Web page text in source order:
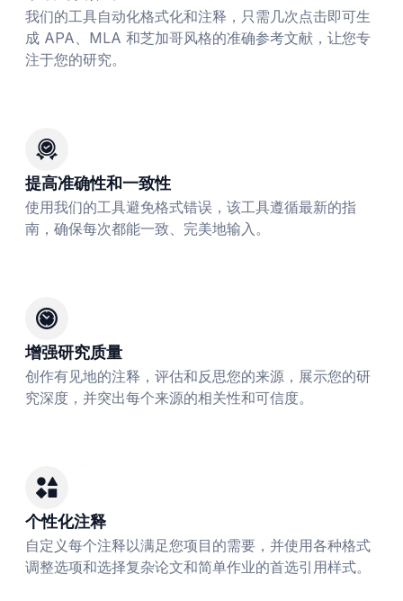
我们的工具自动化格式化和注释，只需几次点击即可生
成 APA、MLA 和芝加哥风格的准确参考文献，让您专
注于您的研究。
提高准确性和一致性
使用我们的工具避免格式错误，该工具遵循最新的指
南，确保每次都能一致、完美地输入。
增强研究质量
创作有见地的注释，评估和反思您的来源，展示您的研
究深度，并突出每个来源的相关性和可信度。
个性化注释
自定义每个注释以满足您项目的需要，并使用各种格式
调整选项和选择复杂论文和简单作业的首选引用样式。